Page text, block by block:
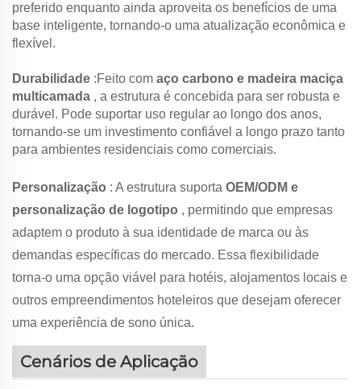
preferido enquanto ainda aproveita os benefícios de uma
base inteligente, tornando-o uma atualização econômica e
flexível.
Durabilidade :Feito com aço carbono e madeira maciça
multicamada , a estrutura é concebida para ser robusta e
durável. Pode suportar uso regular ao longo dos anos,
tornando-se um investimento confiável a longo prazo tanto
para ambientes residenciais como comerciais.
Personalização : A estrutura suporta OEM/ODM e
personalização de logotipo , permitindo que empresas
adaptem o produto à sua identidade de marca ou às
demandas específicas do mercado. Essa flexibilidade
torna-o uma opção viável para hotéis, alojamentos locais e
outros empreendimentos hoteleiros que desejam oferecer
uma experiência de sono única.
Cenários de Aplicação